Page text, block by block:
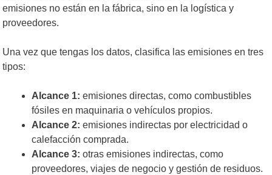
emisiones no están en la fábrica, sino en la logística y
proveedores.
Una vez que tengas los datos, clasifica las emisiones en tres
tipos:
Alcance 1: emisiones directas, como combustibles
fósiles en maquinaria o vehículos propios.
Alcance 2: emisiones indirectas por electricidad o
calefacción comprada.
Alcance 3: otras emisiones indirectas, como
proveedores, viajes de negocio y gestión de residuos.